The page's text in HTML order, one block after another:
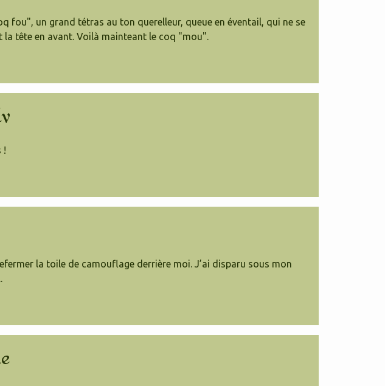
fou", un grand tétras au ton querelleur, queue en éventail, qui ne se
la tête en avant. Voilà mainteant le coq "mou".
!
la toile de camouflage derrière moi. J’ai disparu sous mon